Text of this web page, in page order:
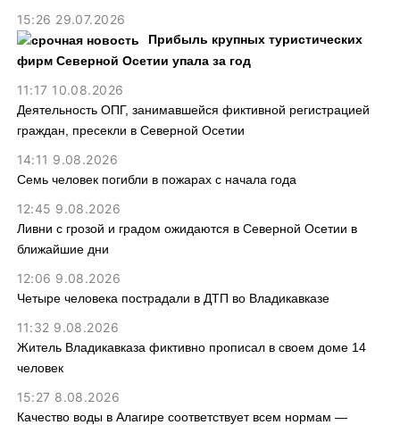
15:26 29.07.2026
Прибыль крупных туристических
фирм Северной Осетии упала за год
11:17 10.08.2026
Деятельность ОПГ, занимавшейся фиктивной регистрацией
граждан, пресекли в Северной Осетии
14:11 9.08.2026
Семь человек погибли в пожарах с начала года
12:45 9.08.2026
Ливни с грозой и градом ожидаются в Северной Осетии в
ближайшие дни
12:06 9.08.2026
Четыре человека пострадали в ДТП во Владикавказе
11:32 9.08.2026
Житель Владикавказа фиктивно прописал в своем доме 14
человек
15:27 8.08.2026
Качество воды в Алагире соответствует всем нормам —